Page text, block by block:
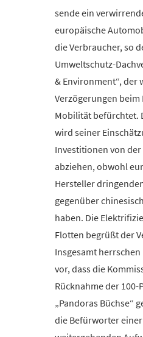
sende ein
europäische
die Verbraucher, so
Umweltschutz-
& Environment“, der
Verzögerungen beim
Mobilität befürchtet.
wird seiner
Investitionen von
abziehen, obwohl
Hersteller
gegenüber
haben. Die
Flotten begrüßt der
Insgesamt
vor, dass die
Rücknahme der
„Pandoras Büchse“
die Befürworter